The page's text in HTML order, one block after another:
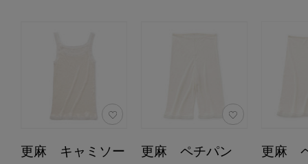
更麻 キャミソー
更麻 ペチパン
更麻